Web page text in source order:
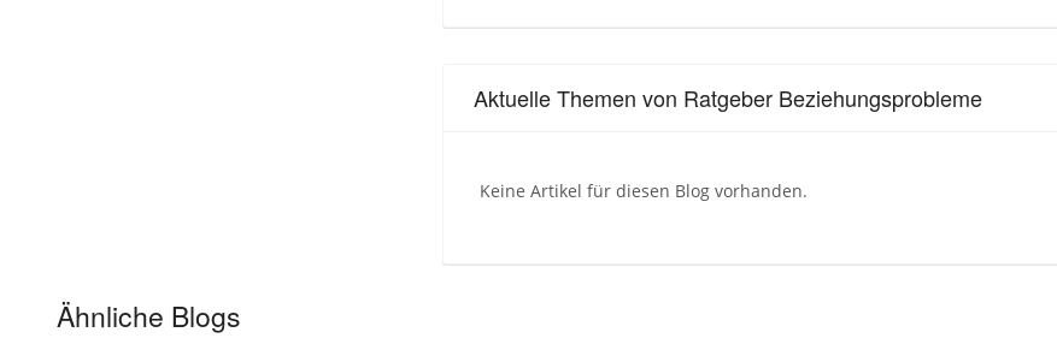
Aktuelle Themen von Ratgeber Beziehungsprobleme
Keine Artikel für diesen Blog vorhanden.
Ähnliche Blogs